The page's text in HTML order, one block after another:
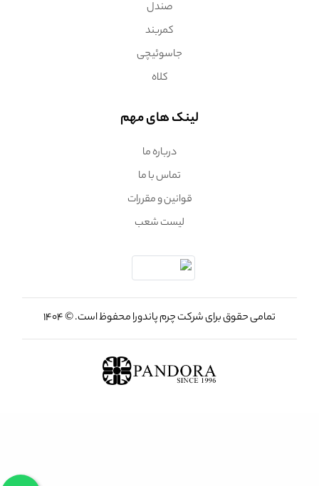
صندل
کمربند
جاسوئیچی
کلاه
لینک های مهم
درباره ما
تماس با ما
قوانین و مقررات
لیست شعب
تمامی حقوق برای شرکت چرم پاندورا محفوظ است. © 1404